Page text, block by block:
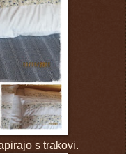
s trakovi.